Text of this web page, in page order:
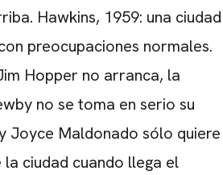
Hawkins, 1959: una ciudad
preocupaciones normales.
Hopper no arranca, la
no se toma en serio su
Joyce Maldonado sólo quiere
ciudad cuando llega el